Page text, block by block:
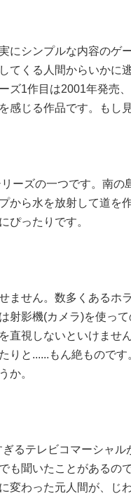
にシンプルな内容のゲ
てくる人間からいかに
ズ1作目は2001年発売
感じる作品です。もし
ーズの一つです。南の
から水を放射して道を
ぴったりです。
ません。数多くあるホ
射影機(カメラ)を使っ
直視しないといけませ
りと......もん絶もので
か。
るテレビコマーシャル
も聞いたことがあるの
変わった元人間が、じ